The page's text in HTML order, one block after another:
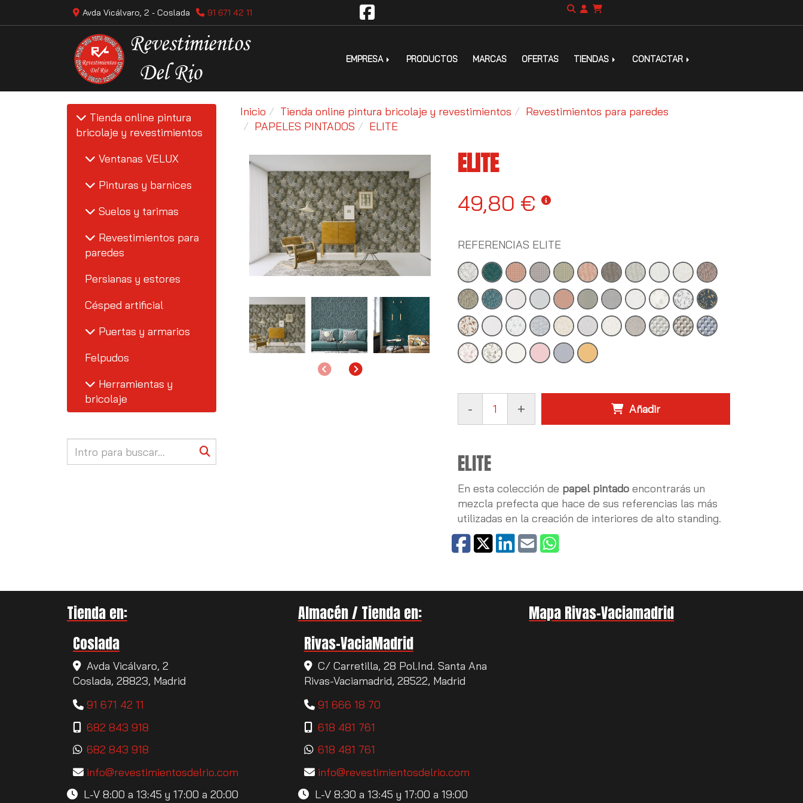
Avda Vicálvaro, 2 - Coslada 91 671 42 11
EMPRESA PRODUCTOS MARCAS OFERTAS TIENDAS CONTACTAR
Tienda online pintura
bricolaje y revestimientos
Ventanas VELUX
Pinturas y barnices
Suelos y tarimas
Revestimientos para
paredes
Persianas y estores
Césped artificial
Puertas y armarios
Felpudos
Herramientas y
bricolaje
Inicio Tienda online pintura bricolaje y revestimientos
Revestimientos para paredes
PAPELES PINTADOS
ELITE
AnteriorSiguiente
ELITE
49,80 €
REFERENCIAS ELITE
- + Añadir
ELITE
En esta colección de papel pintado encontrarás un
mezcla prefecta que hace de sus referencias las más
utilizadas en la creación de interiores de alto standing.
Tienda en:
Coslada
Avda Vicálvaro, 2
Coslada, 28823, Madrid
91 671 42 11
682 843 918
682 843 918
info
revestimientosdelrio.com
L-V 8:00 a 13:45 y 17:00 a 20:00
Almacén / Tienda en:
Rivas-VaciaMadrid
C/ Carretilla, 28 Pol.Ind. Santa Ana
Rivas-Vaciamadrid, 28522, Madrid
91 666 18 70
618 481 761
618 481 761
info
revestimientosdelrio.com
L-V 8:30 a 13:45 y 17:00 a 19:00
Mapa Rivas-Vaciamadrid